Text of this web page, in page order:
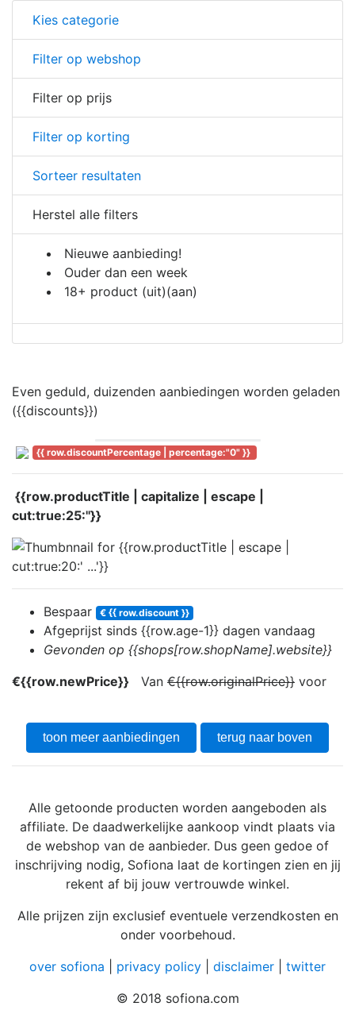
Kies categorie
Filter op webshop
Filter op prijs
Filter op korting
Sorteer resultaten
Herstel alle filters
Nieuwe aanbieding!
Ouder dan een week
18+ product (uit)(aan)
Even geduld, duizenden aanbiedingen worden geladen
({{discounts}})
{{ row.discountPercentage | percentage:"0" }}
{{row.productTitle | capitalize | escape |
cut:true:25:''}}
Bespaar € {{ row.discount }}
Afgeprijst sinds {{row.age-1}} dagen vandaag
Gevonden op {{shops[row.shopName].website}}
€{{row.newPrice}}
Van €{{row.originalPrice}} voor
toon meer aanbiedingen terug naar boven
Alle getoonde producten worden aangeboden als
affiliate. De daadwerkelijke aankoop vindt plaats via
de webshop van de aanbieder. Dus geen gedoe of
inschrijving nodig, Sofiona laat de kortingen zien en jij
rekent af bij jouw vertrouwde winkel.
Alle prijzen zijn exclusief eventuele verzendkosten en
onder voorbehoud.
over sofiona
privacy policy disclaimer
twitter
© 2018 sofiona.com